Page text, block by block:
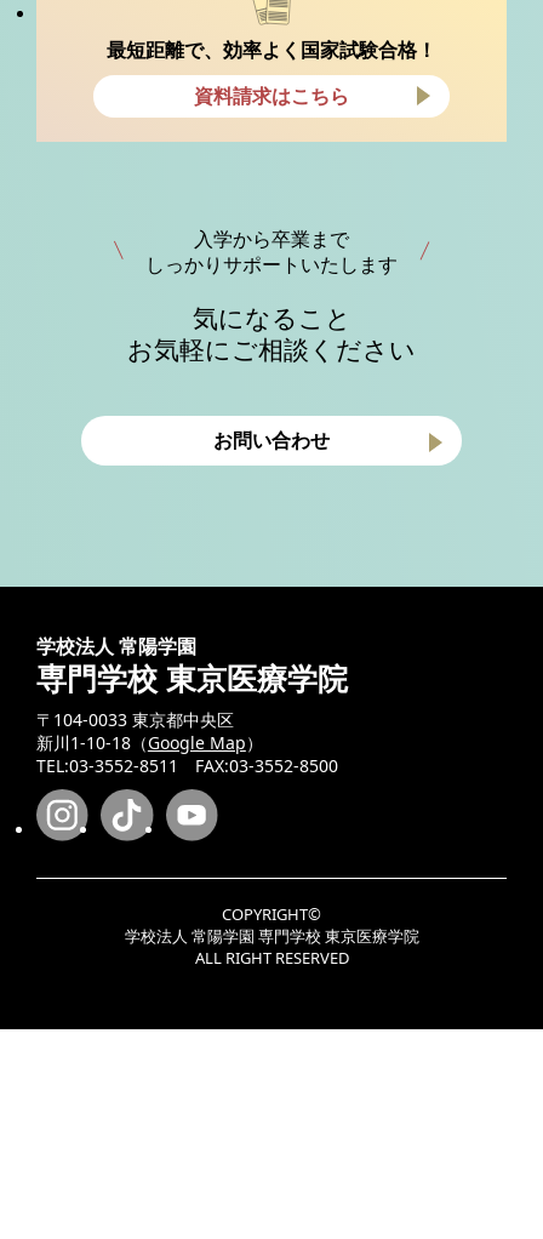
最短距離で、効率よく国家試験合格！
資料請求はこちら
入学から卒業まで
しっかりサポートいたします
気になること
お気軽にご相談ください
お問い合わせ
学校法人 常陽学園
専門学校 東京医療学院
〒104-0033 東京都中央区
新川1-10-18（Google Map）
TEL:03-3552-8511 FAX:03-3552-8500
COPYRIGHT©
学校法人 常陽学園 専門学校 東京医療学院
ALL RIGHT RESERVED